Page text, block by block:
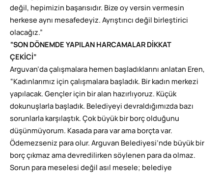
değil, hepimizin başarısıdır. Bize oy versin vermesin
herkese aynı mesafedeyiz. Ayrıştırıcı değil birleştirici
olacağız.”
“SON DÖNEMDE YAPILAN HARCAMALAR DİKKAT
ÇEKİCİ”
Arguvan’da çalışmalara hemen başladıklarını anlatan Eren,
“Kadınlarımız için çalışmalara başladık. Bir kadın merkezi
yapılacak. Gençler için bir alan hazırlıyoruz. Küçük
dokunuşlarla başladık. Belediyeyi devraldığımızda bazı
sorunlarla karşılaştık. Çok büyük bir borç olduğunu
düşünmüyorum. Kasada para var ama borçta var.
Ödemezseniz para olur. Arguvan Belediyesi’nde büyük bir
borç çıkmaz ama devredilirken söylenen para da olmaz.
Sorun para meselesi değil asıl mesele; belediye